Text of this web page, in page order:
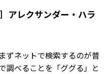
アレクサンダー・ハラ
ずネットで検索するのが普
調べることを「ググる」と